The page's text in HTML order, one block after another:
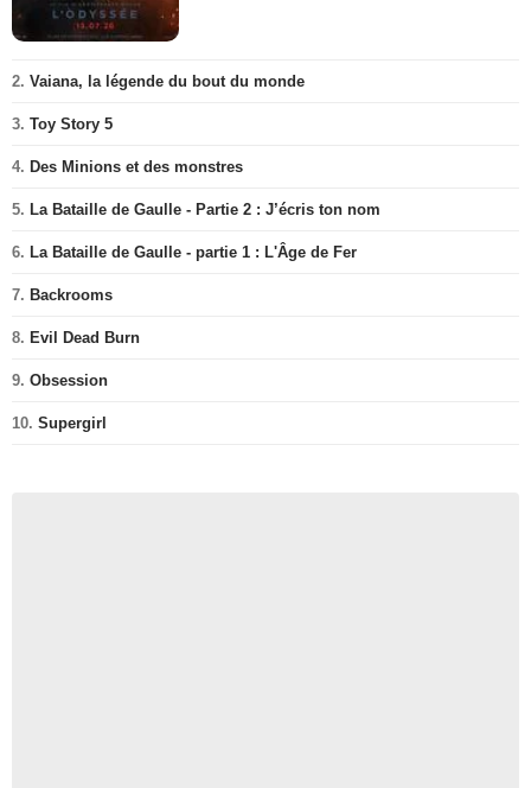
2. Vaiana, la légende du bout du monde
3. Toy Story 5
4. Des Minions et des monstres
5. La Bataille de Gaulle - Partie 2 : J’écris ton nom
6. La Bataille de Gaulle - partie 1 : L'Âge de Fer
7. Backrooms
8. Evil Dead Burn
9. Obsession
10. Supergirl